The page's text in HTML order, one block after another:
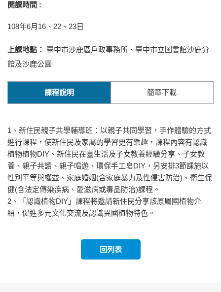
開課時間 :
108年6月16、22、23日
上課地點： 臺中市沙鹿區戶政事務所、臺中市立圖書館沙鹿分
館及沙鹿公園
課程說明 簡章下載
1、新住民親子共學輔導班：以親子共同學習，手作體驗的方式
進行課程，使新住民及家屬的學習更有樂趣，課程內容有認識
植物植物DIY、新住民在臺生活及子女教養經驗分享、子女教
養、親子共讀、親子唱遊、環保手工皂DIY，另安排3節課施以
性別平等與權益、家庭婚姻(含家庭暴力及性侵害防治)、衛生保
健(含法定傳染疾病、愛滋病或毒品防治)課程。
2、「認識植物DIY」課程將邀請新住民分享該原屬國植物介
紹，促進多元文化交流及認識異國植物特色。
回列表